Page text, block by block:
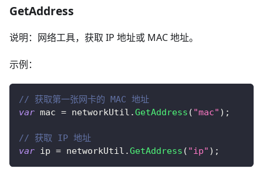
GetAddress
说明：网络工具，获取 IP 地址或 MAC 地址。
示例：
// 获取第一张网卡的 MAC 地址
var mac = networkUtil .GetAddress ( "mac" ) ;
// 获取 IP 地址
var ip = networkUtil .GetAddress ( "ip" ) ;